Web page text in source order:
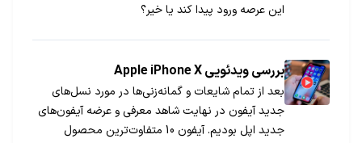
این عرصه ورود پیدا کند یا خیر؟
بررسی ویدئویی Apple iPhone X
بعد از تمام شایعات و گمانه‌زنی‌ها در مورد نسل‌های
جدید آیفون در نهایت شاهد معرفی و عرضه آیفون‌های
جدید اپل بودیم. آیفون 10 متفاوت‌ترین محصول